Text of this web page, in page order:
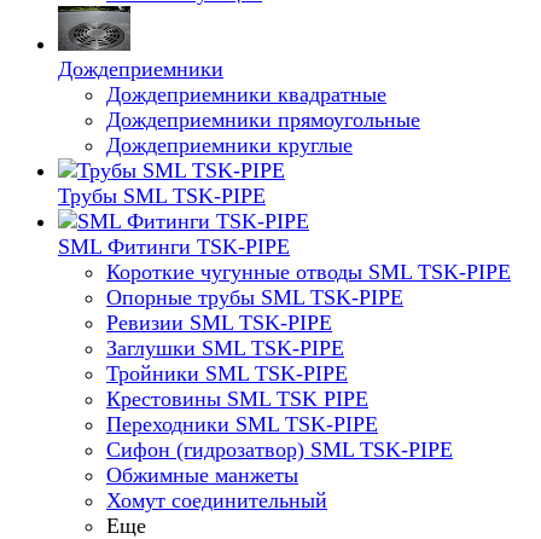
Дождеприемники
Дождеприемники квадратные
Дождеприемники прямоугольные
Дождеприемники круглые
Трубы SML TSK-PIPE
SML Фитинги TSK-PIPE
Короткие чугунные отводы SML TSK-PIPE
Опорные трубы SML TSK-PIPE
Ревизии SML TSK-PIPE
Заглушки SML TSK-PIPE
Тройники SML TSK-PIPE
Крестовины SML TSK PIPE
Переходники SML TSK-PIPE
Сифон (гидрозатвор) SML TSK-PIPE
Обжимные манжеты
Хомут соединительный
Еще